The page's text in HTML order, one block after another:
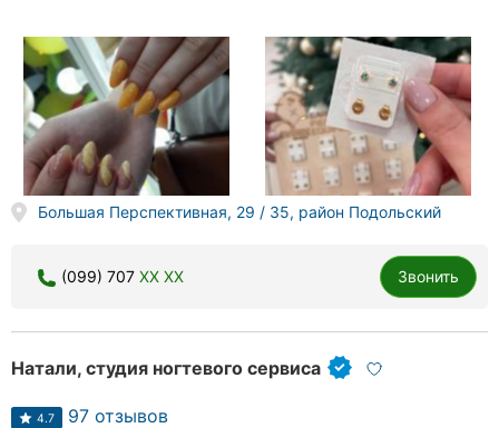
Кривой
Рог
Николаев
Херсон
Полтава
Черкассы
Большая Перспективная, 29 / 35, район Подольский
(099) 707 XX XX Звонить
Натали, студия ногтевого сервиса
4.7 97 отзывов